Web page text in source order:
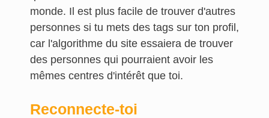
monde. Il est plus facile de trouver d'autres
personnes si tu mets des tags sur ton profil,
car l'algorithme du site essaiera de trouver
des personnes qui pourraient avoir les
mêmes centres d'intérêt que toi.
Reconnecte-toi